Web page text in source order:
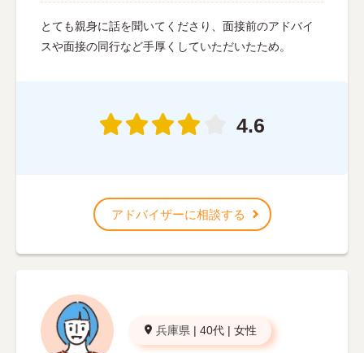
とても親身に話を聞いてくださり、面接前のアドバイ
スや面接の同行など手厚くしていただいたため。
4.6
アドバイザーに相談する
兵庫県 | 40代 | 女性